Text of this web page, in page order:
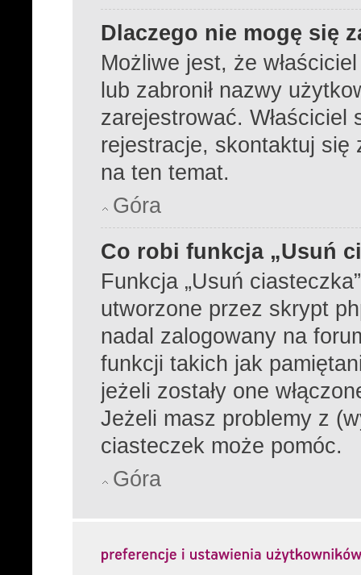
Dlaczego nie mogę się
Możliwe jest, że
lub zabronił nazwy
zarejestrować. Właściciel
rejestracje, skontaktuj się
na ten temat.
Góra
Co robi funkcja „Usuń
Funkcja „Usuń
utworzone przez skrypt
nadal zalogowany na
funkcji takich jak
jeżeli zostały one
Jeżeli masz problemy z
ciasteczek może pomóc.
Góra